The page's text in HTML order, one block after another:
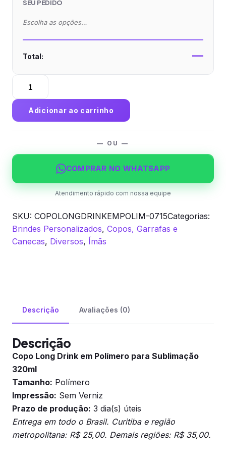
SEU PEDIDO
Escolha as opções…
Total: —
Copo
Long
Drink
em
Polímero
Sublimação
quantidade
Adicionar ao carrinho
— OU —
COMPRAR NO WHATSAPP
Atendimento rápido com nossa equipe
SKU: COPOLONGDRINKEMPOLIM-0715Categorias:
Brindes Personalizados, Copos, Garrafas e
Canecas, Diversos, Ímãs
Descrição Avaliações (0)
Descrição
Copo Long Drink em Polímero para Sublimação
320ml
Tamanho: Polímero
Impressão: Sem Verniz
Prazo de produção: 3 dia(s) úteis
Entrega em todo o Brasil. Curitiba e região
metropolitana: R$ 25,00. Demais regiões: R$ 35,00.